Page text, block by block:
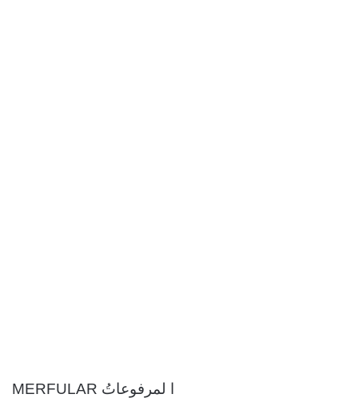
MERFULAR ا لمرفوعاتُ